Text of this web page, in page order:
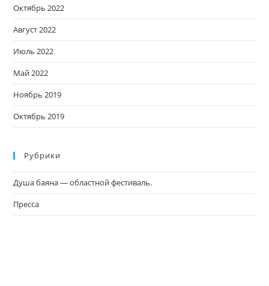
Октябрь 2022
Август 2022
Июль 2022
Май 2022
Ноябрь 2019
Октябрь 2019
Рубрики
Душа баяна — областной фестиваль.
Пресса